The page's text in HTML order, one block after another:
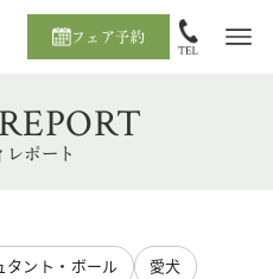
フェア予約
レポート
タント・ボール
愛犬